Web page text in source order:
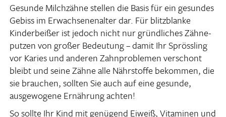
Gesunde Milch­zähne stellen die Basis für ein gesundes
Gebiss im Erwach­se­nen­alter dar. Für blitz­blanke
Kinder­beißer ist jedoch nicht nur gründ­li­ches Zähne­
putzen von großer Bedeu­tung – damit Ihr Spröss­ling
vor Karies und anderen Zahn­pro­blemen verschont
bleibt und seine Zähne alle Nähr­stoffe bekommen, die
sie brau­chen, sollten Sie auch auf eine gesunde,
ausge­wo­gene Ernäh­rung achten!
So sollte Ihr Kind mit genü­gend Eiweiß, Vitaminen und